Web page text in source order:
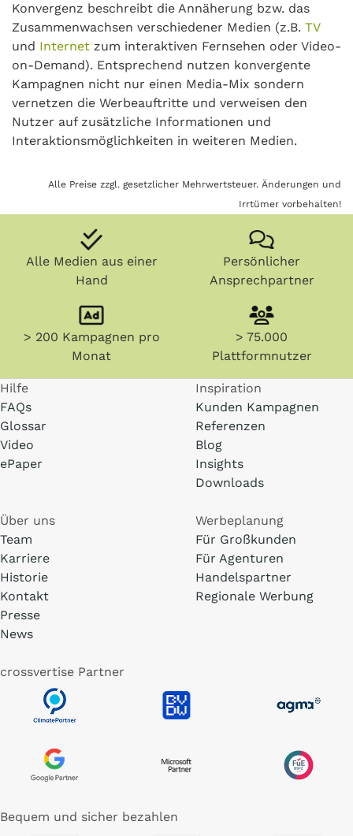
Konvergenz beschreibt die Annäherung bzw. das
Zusammenwachsen verschiedener Medien (z.B. TV
und Internet zum interaktiven Fernsehen oder Video-
on-Demand). Entsprechend nutzen konvergente
Kampagnen nicht nur einen Media-Mix sondern
vernetzen die Werbeauftritte und verweisen den
Nutzer auf zusätzliche Informationen und
Interaktionsmöglichkeiten in weiteren Medien.
Alle Preise zzgl. gesetzlicher Mehrwertsteuer. Änderungen und
Irrtümer vorbehalten!
Alle Medien aus einer
Hand
Persönlicher
Ansprechpartner
> 200 Kampagnen pro
Monat
> 75.000
Plattformnutzer
Hilfe
FAQs
Glossar
Video
ePaper
Inspiration
Kunden Kampagnen
Referenzen
Blog
Insights
Downloads
Über uns
Team
Karriere
Historie
Kontakt
Presse
News
Werbeplanung
Für Großkunden
Für Agenturen
Handelspartner
Regionale Werbung
crossvertise Partner
Bequem und sicher bezahlen